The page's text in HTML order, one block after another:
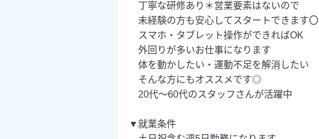
丁寧な研修あり＊営業要素はないので
未経験の方も安心してスタートできます〇
スマホ・タブレット操作ができればOK
外回りが多いお仕事になります
体を動かしたい・運動不足を解消したい
そんな方にもオススメです◎
20代～60代のスタッフさんが活躍中
▼就業条件